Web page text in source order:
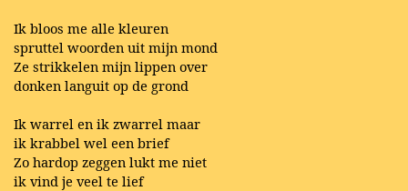
Ik bloos me alle kleuren
spruttel woorden uit mijn mond
Ze strikkelen mijn lippen over
donken languit op de grond
Ik warrel en ik zwarrel maar
ik krabbel wel een brief
Zo hardop zeggen lukt me niet
ik vind je veel te lief